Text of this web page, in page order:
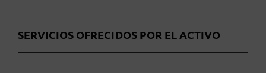
SERVICIOS OFRECIDOS POR EL ACTIVO